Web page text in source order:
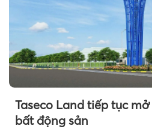
Taseco Land tiếp tục
bất động sản